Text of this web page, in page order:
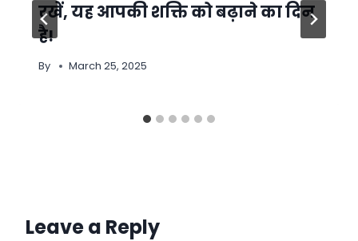
रखें, यह आपकी शक्ति को बढ़ाने का दिन
है!
By March 25, 2025
Leave a Reply